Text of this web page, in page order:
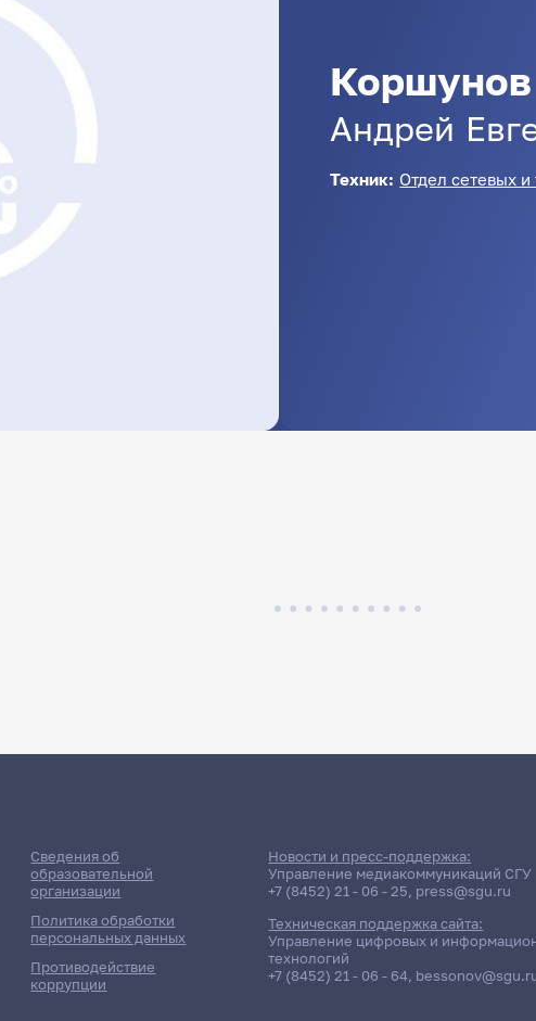
Коршунов
Андрей
Техник: Отдел сетевых
Сведения об
образовательной
организации
Политика обработки
персональных данных
Противодействие
коррупции
Новости и пресс-поддержка:
Управление медиакоммуникаций СГУ
+7 (8452) 21 - 06 - 25, press@sgu.ru
Техническая поддержка сайта:
Управление цифровых и
технологий
+7 (8452) 21 - 06 - 64,